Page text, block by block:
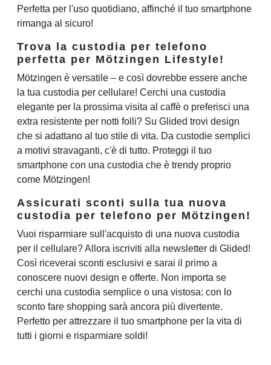
Perfetta per l'uso quotidiano, affinché il tuo smartphone
rimanga al sicuro!
Trova la custodia per telefono
perfetta per Mötzingen Lifestyle!
Mötzingen è versatile – e così dovrebbe essere anche
la tua custodia per cellulare! Cerchi una custodia
elegante per la prossima visita al caffè o preferisci una
extra resistente per notti folli? Su Glided trovi design
che si adattano al tuo stile di vita. Da custodie semplici
a motivi stravaganti, c'è di tutto. Proteggi il tuo
smartphone con una custodia che è trendy proprio
come Mötzingen!
Assicurati sconti sulla tua nuova
custodia per telefono per Mötzingen!
Vuoi risparmiare sull'acquisto di una nuova custodia
per il cellulare? Allora iscriviti alla newsletter di Glided!
Così riceverai sconti esclusivi e sarai il primo a
conoscere nuovi design e offerte. Non importa se
cerchi una custodia semplice o una vistosa: con lo
sconto fare shopping sarà ancora più divertente.
Perfetto per attrezzare il tuo smartphone per la vita di
tutti i giorni e risparmiare soldi!